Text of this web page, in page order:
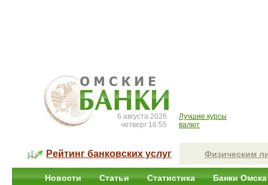
6 августа 2026
четверг 16:55
Лучшие курсы
валют
Рейтинг банковских услуг Физическим
Новости Статьи Статистика Банки Омска